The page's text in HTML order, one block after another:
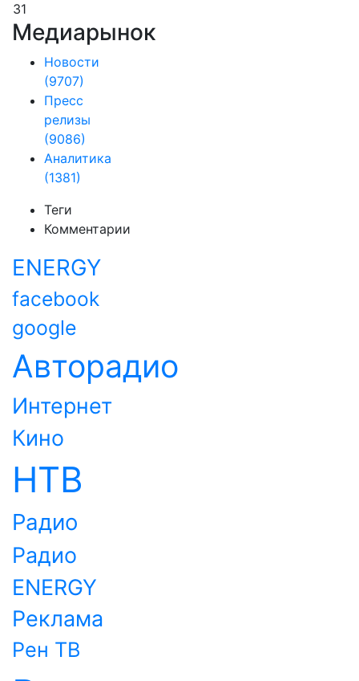
31
Медиарынок
Новости
(9707)
Пресс
релизы
(9086)
Аналитика
(1381)
Теги
Комментарии
ENERGY
facebook
google
Авторадио
Интернет
Кино
НТВ
Радио
Радио
ENERGY
Реклама
Рен ТВ